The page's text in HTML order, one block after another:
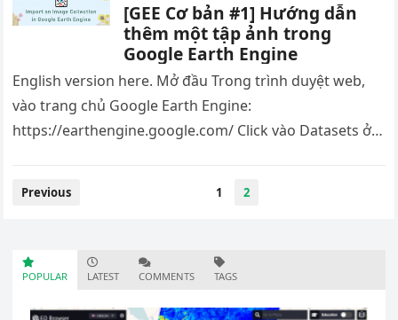
[GEE Cơ bản #1] Hướng dẫn
thêm một tập ảnh trong
Google Earth Engine
English version here. Mở đầu Trong trình duyệt web,
vào trang chủ Google Earth Engine:
https://earthengine.google.com/ Click vào Datasets ở
Previous 1 2
POPULAR LATEST COMMENTS TAGS